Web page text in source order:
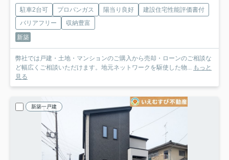
駐車2台可 プロパンガス 陽当り良好
建設住宅性能評価書付
バリアフリー
収納豊富
新築
弊社では戸建・土地・マンションのご購入から売却・ローンのご相談な
ど幅広くご相談いただけます。地元ネットワークを駆使した物...
もっと
見る
新築一戸建